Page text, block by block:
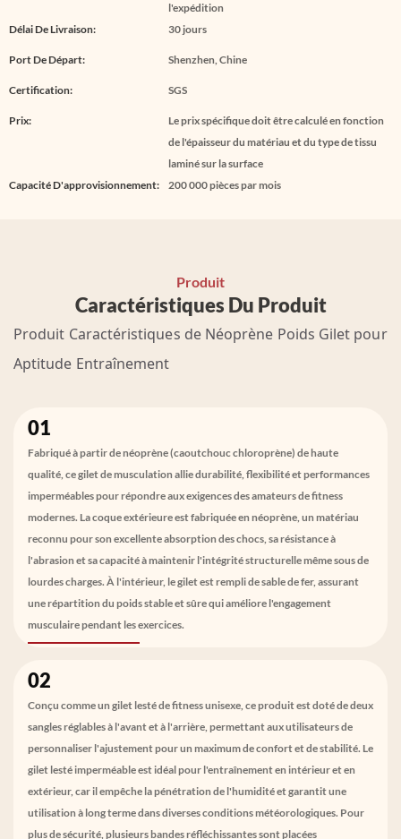
l'expédition
Délai De Livraison:
30 jours
Port De Départ: Shenzhen, Chine
Certification: SGS
Prix:
Le prix spécifique doit être calculé en fonction
de l'épaisseur du matériau et du type de tissu
laminé sur la surface
Capacité D'approvisionnement:
200 000 pièces par mois
Produit
Caractéristiques Du Produit
Produit Caractéristiques de Néoprène Poids Gilet pour
Aptitude Entraînement
01
Fabriqué à partir de néoprène (caoutchouc chloroprène) de haute
qualité, ce gilet de musculation allie durabilité, flexibilité et performances
imperméables pour répondre aux exigences des amateurs de fitness
modernes. La coque extérieure est fabriquée en néoprène, un matériau
reconnu pour son excellente absorption des chocs, sa résistance à
l'abrasion et sa capacité à maintenir l'intégrité structurelle même sous de
lourdes charges. À l'intérieur, le gilet est rempli de sable de fer, assurant
une répartition du poids stable et sûre qui améliore l'engagement
musculaire pendant les exercices.
02
Conçu comme un gilet lesté de fitness unisexe, ce produit est doté de deux
sangles réglables à l'avant et à l'arrière, permettant aux utilisateurs de
personnaliser l'ajustement pour un maximum de confort et de stabilité. Le
gilet lesté imperméable est idéal pour l'entraînement en intérieur et en
extérieur, car il empêche la pénétration de l'humidité et garantit une
utilisation à long terme dans diverses conditions météorologiques. Pour
plus de sécurité, plusieurs bandes réfléchissantes sont placées